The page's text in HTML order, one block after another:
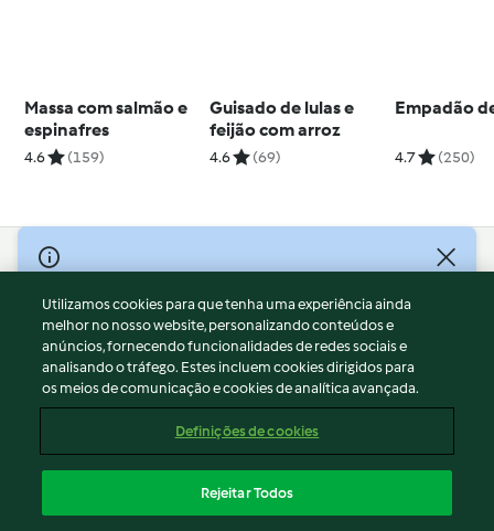
Massa com salmão e
espinafres
4.6 (159)
Guisado de lulas e
feijão com arroz
4.6 (69)
Empadão
4.7 (250)
© Copyright 2026
Termos de Utilização
Aviso sobre Proteção de Dados
Aviso
Apoio legal
Conteúdo do relatório
Declaração de acessibilidade
Utilizamos cookies para que tenha uma experiência ainda
melhor no nosso website, personalizando conteúdos e
anúncios, fornecendo funcionalidades de redes sociais e
analisando o tráfego. Estes incluem cookies dirigidos para
os meios de comunicação e cookies de analítica avançada.
Definições de cookies
Rejeitar Todos